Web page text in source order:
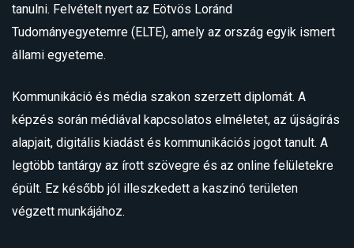
tanulni. Felvételt nyert az Eötvös Loránd
Tudományegyetemre (ELTE), amely az ország egyik ismert
állami egyeteme.
Kommunikáció és média szakon szerzett diplomát. A
képzés során médiával kapcsolatos elméletet, az újságírás
alapjait, digitális kiadást és kommunikációs jogot tanult. A
legtöbb tantárgy az írott szövegre és az online felületekre
épült. Ez később jól illeszkedett a kaszinó területen
végzett munkájához.